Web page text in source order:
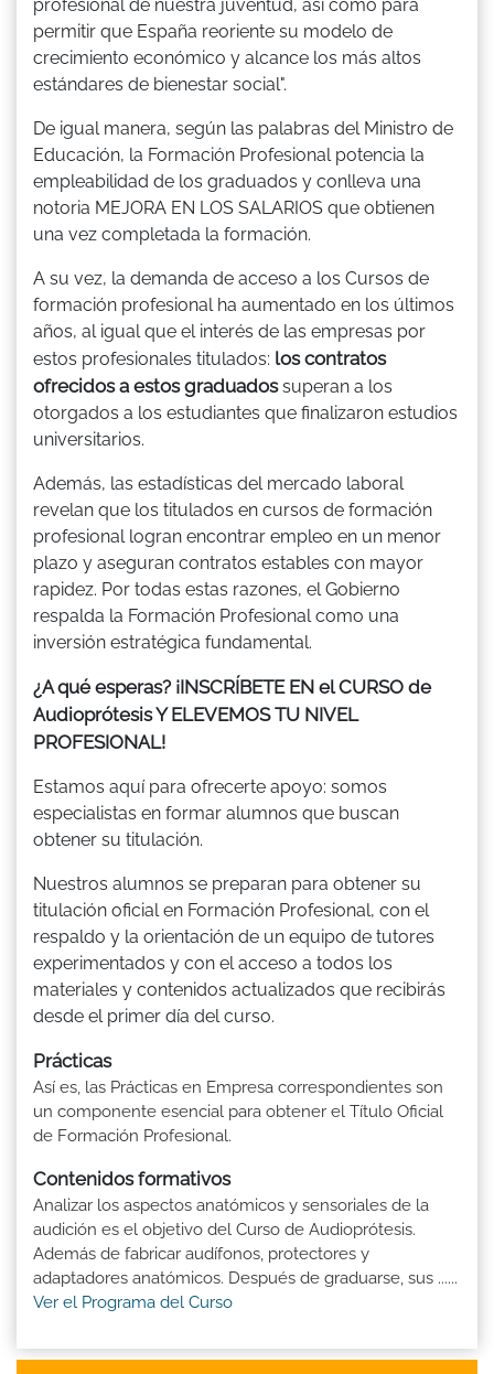
profesional de nuestra juventud, así como para
permitir que España reoriente su modelo de
crecimiento económico y alcance los más altos
estándares de bienestar social".
De igual manera, según las palabras del Ministro de
Educación, la Formación Profesional potencia la
empleabilidad de los graduados y conlleva una
notoria MEJORA EN LOS SALARIOS que obtienen
una vez completada la formación.
A su vez, la demanda de acceso a los Cursos de
formación profesional ha aumentado en los últimos
años, al igual que el interés de las empresas por
estos profesionales titulados: los contratos
ofrecidos a estos graduadossuperan a los
otorgados a los estudiantes que finalizaron estudios
universitarios.
Además, las estadísticas del mercado laboral
revelan que los titulados en cursos de formación
profesional logran encontrar empleo en un menor
plazo y aseguran contratos estables con mayor
rapidez. Por todas estas razones, el Gobierno
respalda la Formación Profesional como una
inversión estratégica fundamental.
¿A qué esperas? ¡INSCRÍBETE EN el CURSO de
Audioprótesis Y ELEVEMOS TU NIVEL
PROFESIONAL!
Estamos aquí para ofrecerte apoyo: somos
especialistas en formar alumnos que buscan
obtener su titulación.
Nuestros alumnos se preparan para obtener su
titulación oficial en Formación Profesional, con el
respaldo y la orientación de un equipo de tutores
experimentados y con el acceso a todos los
materiales y contenidos actualizados que recibirás
desde el primer día del curso.
Prácticas
Así es, las Prácticas en Empresa correspondientes son
un componente esencial para obtener el Título Oficial
de Formación Profesional.
Contenidos formativos
Analizar los aspectos anatómicos y sensoriales de la
audición es el objetivo del Curso de Audioprótesis.
Además de fabricar audífonos, protectores y
adaptadores anatómicos. Después de graduarse, sus ......
Ver el Programa del Curso